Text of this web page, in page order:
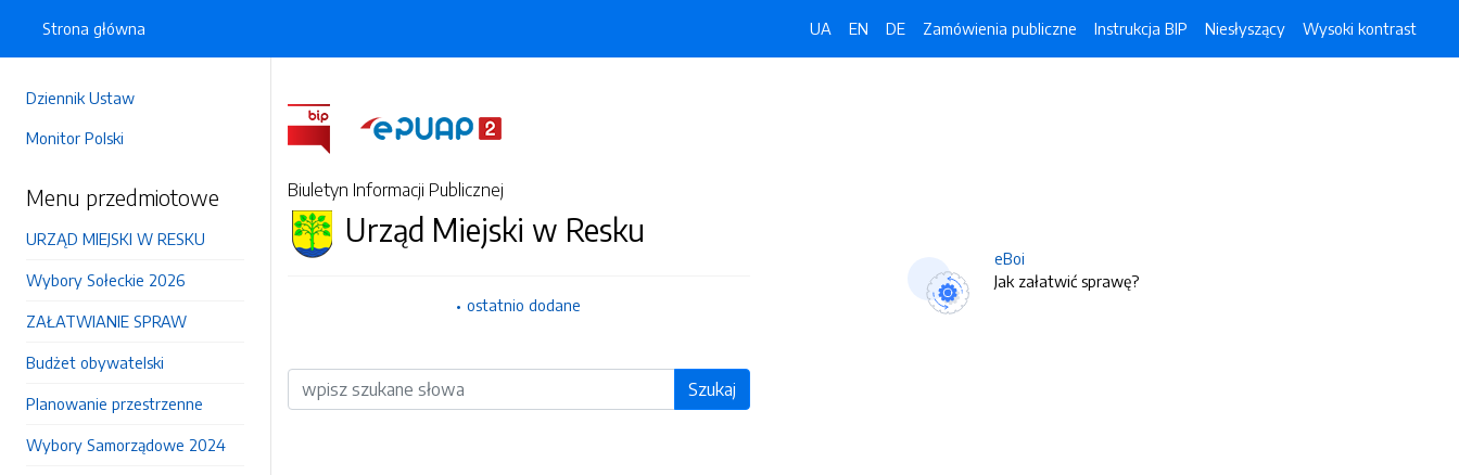
Dziennik Ustaw
Monitor Polski
Menu przedmiotowe
URZĄD MIEJSKI W RESKU
Wybory Sołeckie 2026
ZAŁATWIANIE SPRAW
Budżet obywatelski
Planowanie przestrzenne
Wybory Samorządowe 2024
Strona główna UA EN DE Zamówienia publiczne Instrukcja BIP Niesłyszący Wysoki kontrast
Biuletyn Informacji Publicznej
Urząd Miejski w Resku
ostatnio dodane
Wyszukiwarka Szukaj
eBoi
Jak załatwić sprawę?